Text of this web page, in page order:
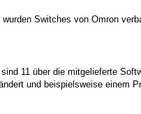
Switches von Omron
11 über die mitgelieferte
und beispielsweise einem